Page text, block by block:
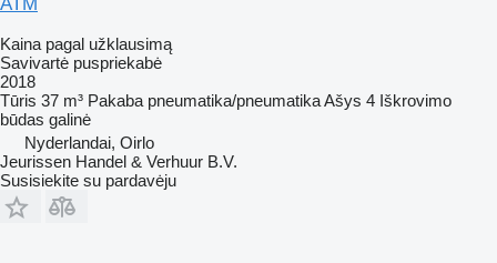
Kaina pagal užklausimą
Savivartė puspriekabė
2018
Tūris 37 m³ Pakaba pneumatika/pneumatikaAšys 4 Iškrovimo
būdas galinė
Nyderlandai, Oirlo
Jeurissen Handel & Verhuur B.V.
Susisiekite su pardavėju